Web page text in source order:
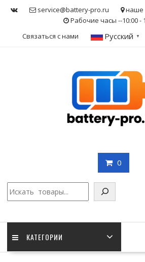
service@battery-pro.ru
наше
Рабочие часы --10:00 -
Связаться с нами
Русский ▼
0
КАТЕГОРИИ